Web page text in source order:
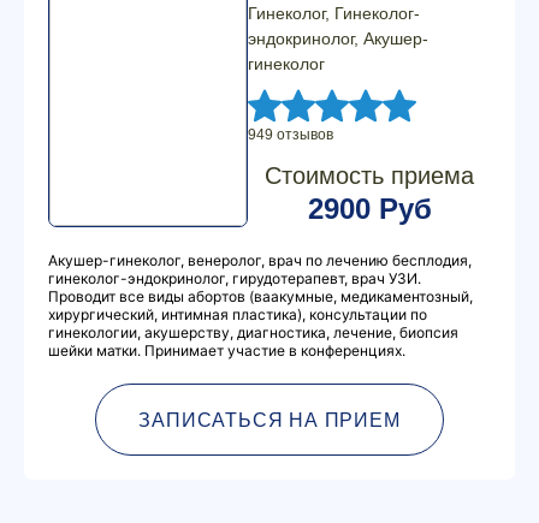
Гинеколог, Гинеколог-
эндокринолог, Акушер-
гинеколог
949 отзывов
Стоимость приема
2900 Руб
Акушер-гинеколог, венеролог, врач по лечению бесплодия,
гинеколог-эндокринолог, гирудотерапевт, врач УЗИ.
Проводит все виды абортов (ваакумные, медикаментозный,
хирургический, интимная пластика), консультации по
гинекологии, акушерству, диагностика, лечение, биопсия
шейки матки. Принимает участие в конференциях.
ЗАПИСАТЬСЯ НА ПРИЕМ